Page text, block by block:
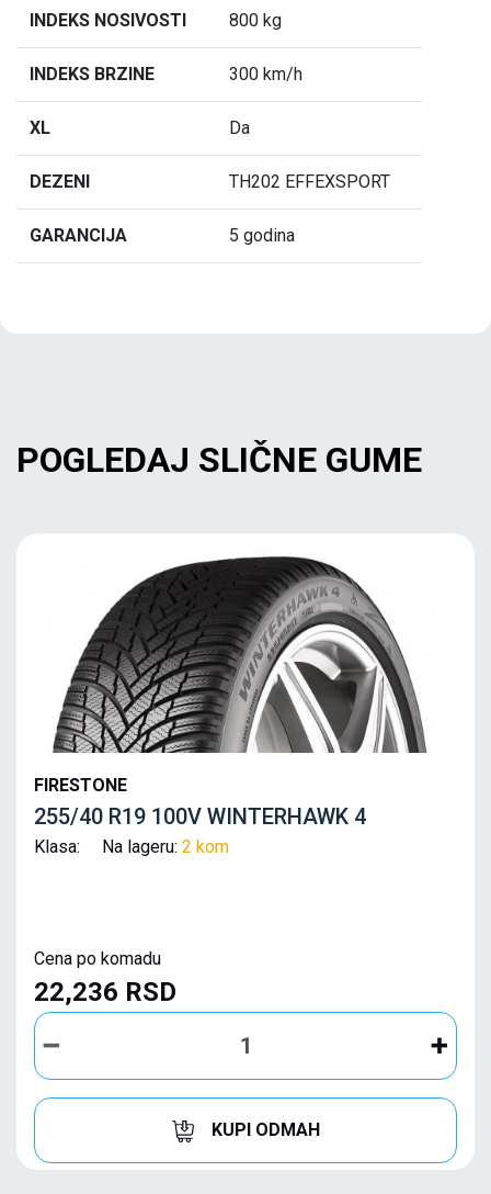
INDEKS NOSIVOSTI 800 kg
INDEKS BRZINE 300 km/h
XL Da
DEZENI TH202 EFFEXSPORT
GARANCIJA 5 godina
POGLEDAJ SLIČNE GUME
FIRESTONE
255/40 R19 100V WINTERHAWK 4
Klasa: Na lageru: 2 kom
Cena po komadu
22,236 RSD
KUPI ODMAH